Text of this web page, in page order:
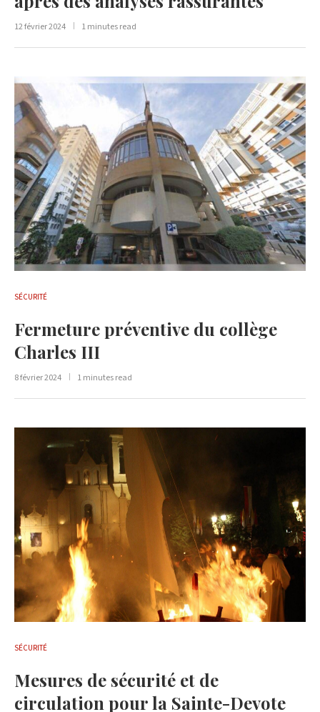
12 février 2024 1 minutes read
SÉCURITÉ
Fermeture préventive du collège
Charles III
8 février 2024 1 minutes read
SÉCURITÉ
Mesures de sécurité et de
circulation pour la Sainte-Devote